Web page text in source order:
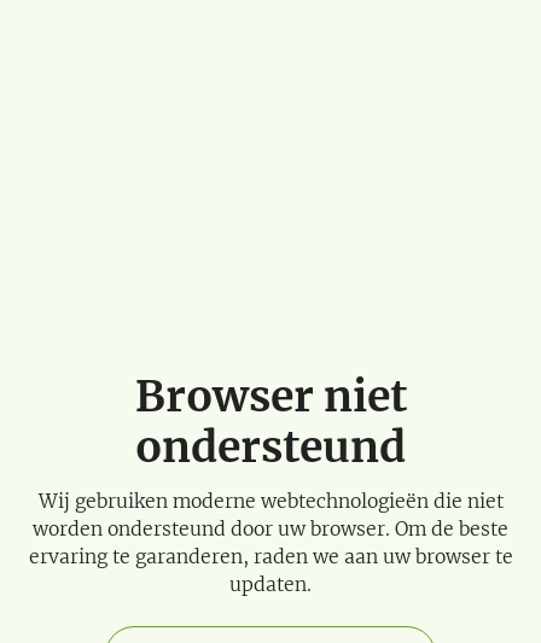
Browser niet
ondersteund
Wij gebruiken moderne webtechnologieën die niet
worden ondersteund door uw browser. Om de beste
ervaring te garanderen, raden we aan uw browser te
updaten.